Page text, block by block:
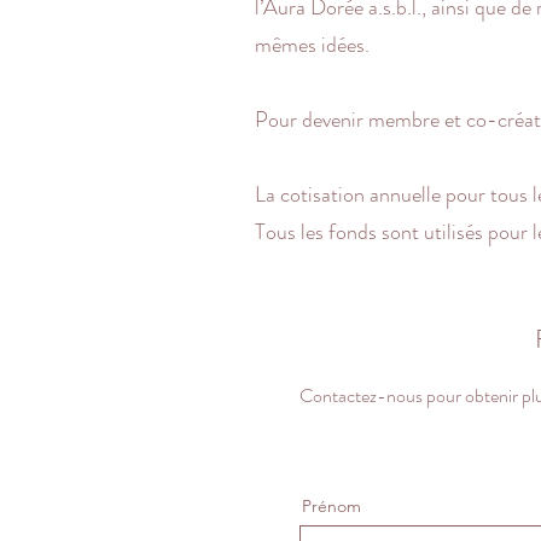
l’Aura Dorée a.s.b.l., ainsi que
mêmes idées.
Pour devenir membre et co-
La cotisation annuelle pour tous
Tous les fonds sont utilisés pour
Contactez-nous pour obtenir
Prénom